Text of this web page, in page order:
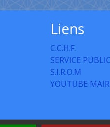
Liens
C.C.H.F.
SERVICE PUBLIC
S.I.R.O.M
YOUTUBE